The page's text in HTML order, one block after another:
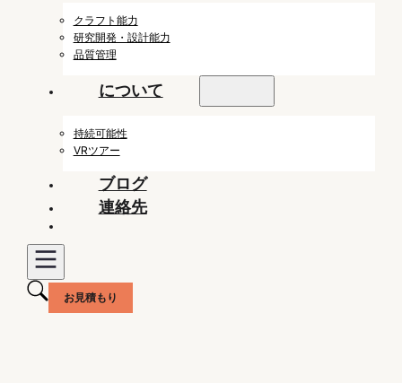
クラフト能力
研究開発・設計能力
品質管理
について
持続可能性
VRツアー
ブログ
連絡先
お見積もり